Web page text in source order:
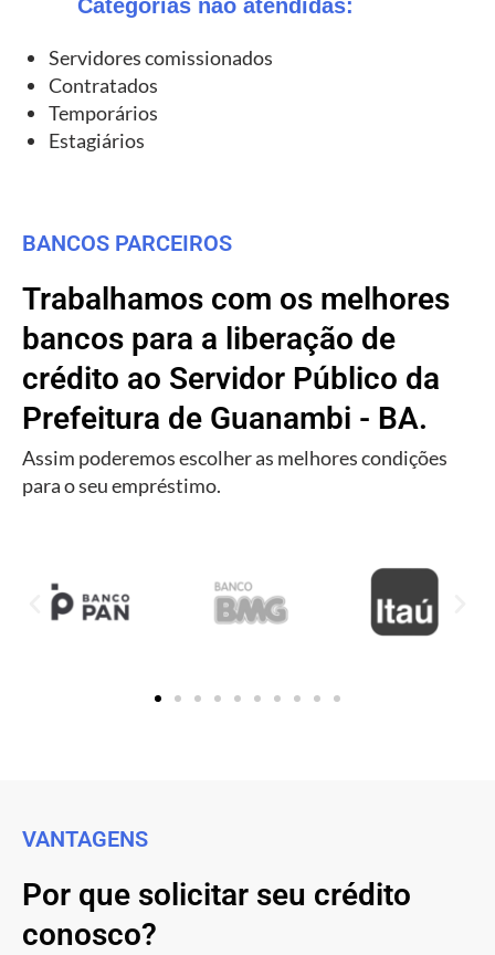
Categorias não atendidas:
Servidores comissionados
Contratados
Temporários
Estagiários
BANCOS PARCEIROS
Trabalhamos com os melhores
bancos para a liberação de
crédito ao Servidor Público da
Prefeitura de Guanambi - BA.
Assim poderemos escolher as melhores condições
para o seu empréstimo.
VANTAGENS
Por que solicitar seu crédito
conosco?